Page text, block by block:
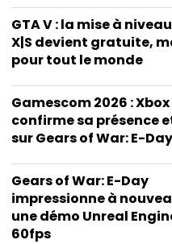
GTA V : la mise à
X|S devient gratuite,
pour tout le monde
Gamescom 2026 : Xbox
confirme sa présence
sur Gears of War: E-Day
Gears of War: E-Day
impressionne à
une démo Unreal
60fps